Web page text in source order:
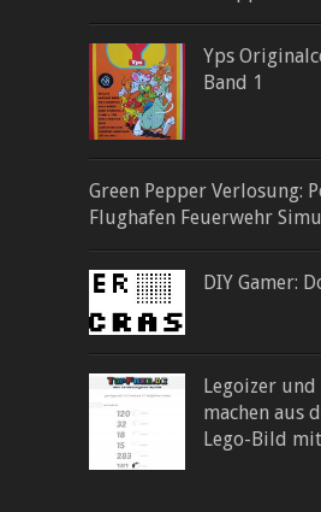
Yps
Band 1
Green Pepper Verlosung:
Flughafen Feuerwehr
DIY Gamer:
Legoizer
machen aus
Lego-Bild